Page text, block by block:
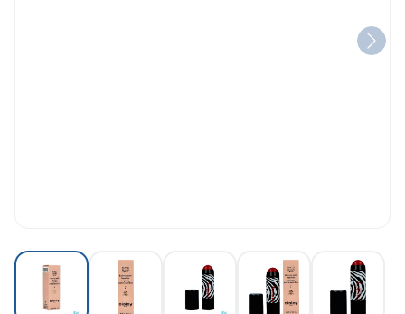
View larger imageView larger imageView larger imageView larger image
View